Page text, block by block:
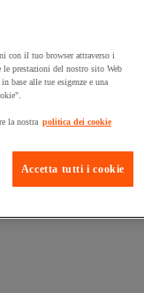
in pronta consegna
con il tuo browser attraverso i
prestazioni del nostro sito Web
base alle tue esigenze e una
la nostra politica dei cookie
Accetta tutti i cookie